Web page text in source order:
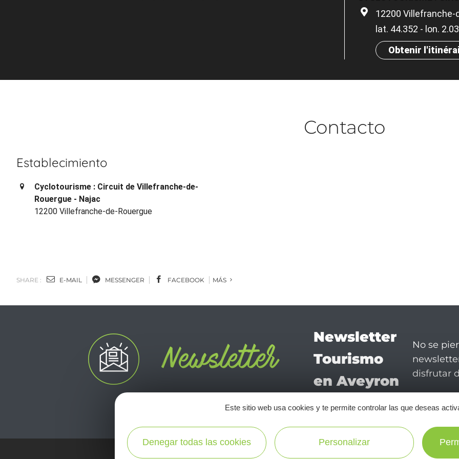
12200 Villefranche-
lat. 44.352 - lon.
Obtenir
Contacto
Establecimiento
Cyclotourisme : Circuit de Villefranche-de-
Rouergue - Najac
12200 Villefranche-de-Rouergue
SHARE : E-MAIL MESSENGER FACEBOOK MÁS
Newsletter
Tourismo
en Aveyron
No se
disfrutar
¡SUSCRÍBASE A NUESTRO NEWSLETTER AQUÍ!
Este sitio web usa cookies y te permite controlar las que deseas
Denegar todas las cookies Personalizar